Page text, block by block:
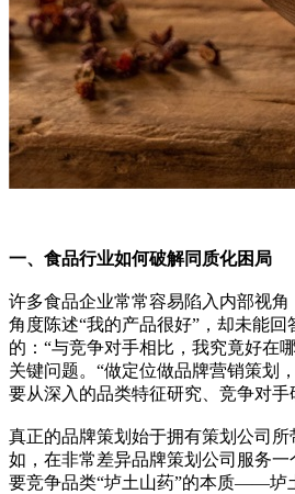
一、食品行业如何破解同质化困局
许多食品企业常常容易陷入内部视
角度陈述“我的产品很好”，却未能
的：“与竞争对手相比，我究竟好在
关键问题。“做定位做品牌营销策划
要从深入的品类特征研究、竞争对手
真正的品牌策划始于拥有策划公司所
如，在非常差异品牌策划公司服务
要竞争品类“垆土山药”的本质——垆